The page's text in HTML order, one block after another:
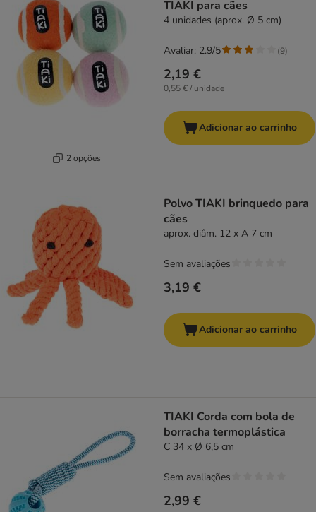
2 opções
TIAKI para cães
4 unidades (aprox. Ø 5 cm)
2,19 €
0,55 € / unidade
Avaliar: 2.9/5 (9)
Adicionar ao carrinho
Polvo TIAKI brinquedo para
cães
aprox. diâm. 12 x A 7 cm
3,19 €
Sem avaliações
Adicionar ao carrinho
TIAKI Corda com bola de
borracha termoplástica
C 34 x Ø 6,5 cm
2,99 €
Sem avaliações